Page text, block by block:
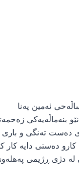
ئەمین پەنا
تەنگی و باری
دەستی دایە کار
لە دژی ڕژیمی